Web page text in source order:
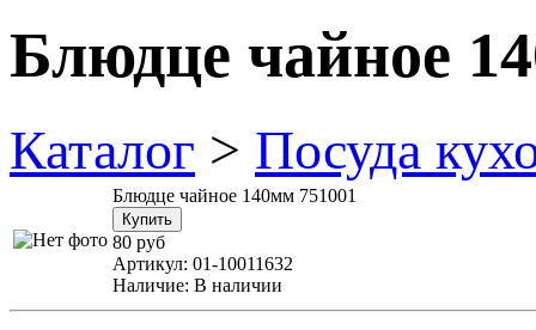
Блюдце чайное
Каталог > Посуда
Блюдце чайное 140мм 751001
80 руб
Артикул: 01-10011632
Наличие: В наличии